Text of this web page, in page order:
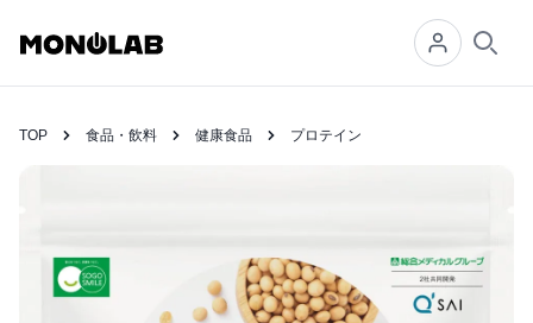
TOP 食品・飲料 健康食品 プロテイン